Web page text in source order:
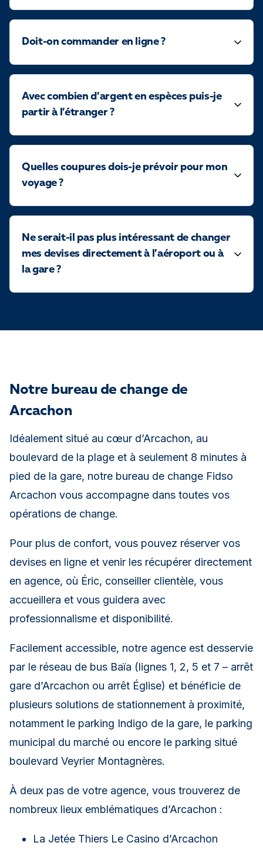
Doit-on commander en ligne ?
Avec combien d’argent en espèces puis-je
partir à l’étranger ?
Quelles coupures dois-je prévoir pour mon
voyage ?
Ne serait-il pas plus intéressant de changer
mes devises directement à l’aéroport ou à
la gare ?
Notre bureau de change de
Arcachon
Idéalement situé au cœur d’Arcachon, au
boulevard de la plage et à seulement 8 minutes à
pied de la gare, notre bureau de change Fidso
Arcachon vous accompagne dans toutes vos
opérations de change.
Pour plus de confort, vous pouvez réserver vos
devises en ligne et venir les récupérer directement
en agence, où Éric, conseiller clientèle, vous
accueillera et vous guidera avec
professionnalisme et disponibilité.
Facilement accessible, notre agence est desservie
par le réseau de bus Baïa (lignes 1, 2, 5 et 7 – arrêt
gare d’Arcachon ou arrêt Église) et bénéficie de
plusieurs solutions de stationnement à proximité,
notamment le parking Indigo de la gare, le parking
municipal du marché ou encore le parking situé
boulevard Veyrier Montagnères.
À deux pas de votre agence, vous trouverez de
nombreux lieux emblématiques d’Arcachon :
La Jetée Thiers Le Casino d’Arcachon